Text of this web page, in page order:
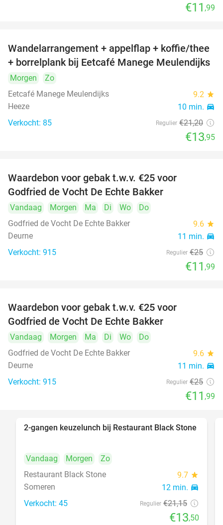
€11 ,99
34%
Wandelarrangement + appelflap + koffie/thee
+ borrelplank bij Eetcafé Manege Meulendijks
Morgen
Zo
Eetcafé Manege Meulendijks
9.2 star
Heeze 10 min. directions_car
Verkocht: 85 Regulier €21,20
€13,95
Waardebon voor gebak t.w.v. €25 voor
Godfried de Vocht De Echte Bakker
Vandaag Morgen Ma Di Wo
Do
Godfried de Vocht De Echte Bakker
9.6 star
Deurne 11 min. directions_car
Verkocht: 915 Regulier €25
€11 ,99
Waardebon voor gebak t.w.v. €25 voor
Godfried de Vocht De Echte Bakker
Vandaag Morgen Ma Di Wo
Do
Godfried de Vocht De Echte Bakker
9.6 star
Deurne 11 min. directions_car
Verkocht: 915 Regulier €25
€11 ,99
36%
2-gangen keuzelunch bij Restaurant Black Stone
Vandaag Morgen
Zo
Restaurant Black Stone
9.7 star
Someren 12 min. directions_car
Verkocht: 45 Regulier €21,15
€13,50